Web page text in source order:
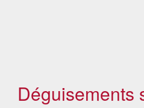
Déguisements